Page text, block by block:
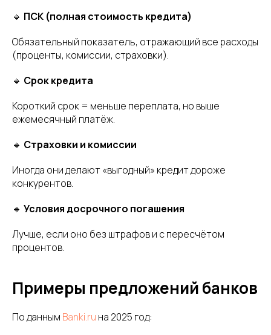
🔹 ПСК (полная стоимость кредита)
Обязательный показатель, отражающий все расходы
(проценты, комиссии, страховки).
🔹 Срок кредита
Короткий срок = меньше переплата, но выше
ежемесячный платёж.
🔹 Страховки и комиссии
Иногда они делают «выгодный» кредит дороже
конкурентов.
🔹 Условия досрочного погашения
Лучше, если оно без штрафов и с пересчётом
процентов.
Примеры предложений банков
По данным Banki.ru на 2025 год: